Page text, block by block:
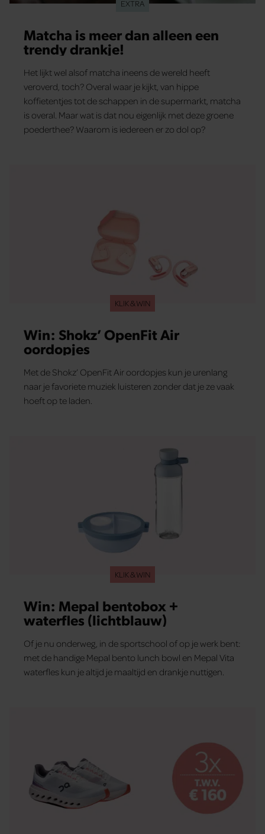
partners voor social media, adverteren en analyse. Deze
informatie die u aan ze heeft verstrekt of die ze hebben
verzameld op basis van uw gebruik van hun services. U
gebruiken.
EXTRA
Matcha is meer dan alleen een
trendy drankje!
Het lijkt wel alsof matcha ineens de wereld heeft
veroverd, toch? Overal waar je kijkt, van hippe
koffietentjes tot de schappen in de supermarkt, matcha
is overal. Maar wat is dat nou eigenlijk met deze groene
poederthee? Waarom is iedereen er zo dol op?
KLIK & WIN
Win: Shokz’ OpenFit Air
oordopjes
Met de Shokz’ OpenFit Air oordopjes kun je urenlang
naar je favoriete muziek luisteren zonder dat je ze vaak
hoeft op te laden.
KLIK & WIN
Win: Mepal bentobox +
waterfles (lichtblauw)
Of je nu onderweg, in de sportschool of op je werk bent:
met de handige Mepal bento lunch bowl en Mepal Vita
waterfles kun je altijd je maaltijd en drankje nuttigen.